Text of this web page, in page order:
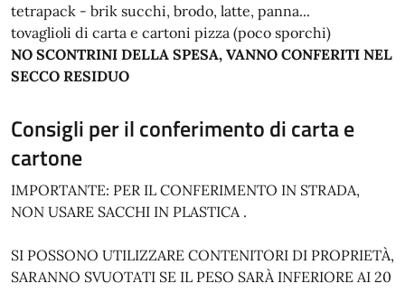
tetrapack - brik succhi, brodo, latte, panna...
tovaglioli di carta e cartoni pizza (poco sporchi)
NO SCONTRINI DELLA SPESA, VANNO CONFERITI NEL
SECCO RESIDUO
Consigli per il conferimento di carta e
cartone
IMPORTANTE: PER IL CONFERIMENTO IN STRADA,
NON USARE SACCHI IN PLASTICA .
SI POSSONO UTILIZZARE CONTENITORI DI PROPRIETÀ,
SARANNO SVUOTATI SE IL PESO SARÀ INFERIORE AI 20